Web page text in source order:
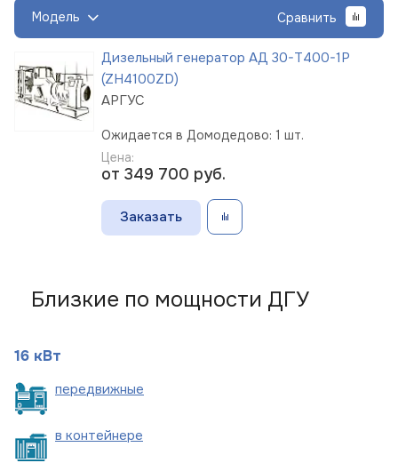
Модель Сравнить
Дизельный генератор АД 30-Т400-1Р
(ZH4100ZD)
АРГУС
Ожидается в Домодедово: 1 шт.
Цена:
от 349 700 руб.
Заказать
Близкие по мощности ДГУ
16 кВт
передвижные
в контейнере